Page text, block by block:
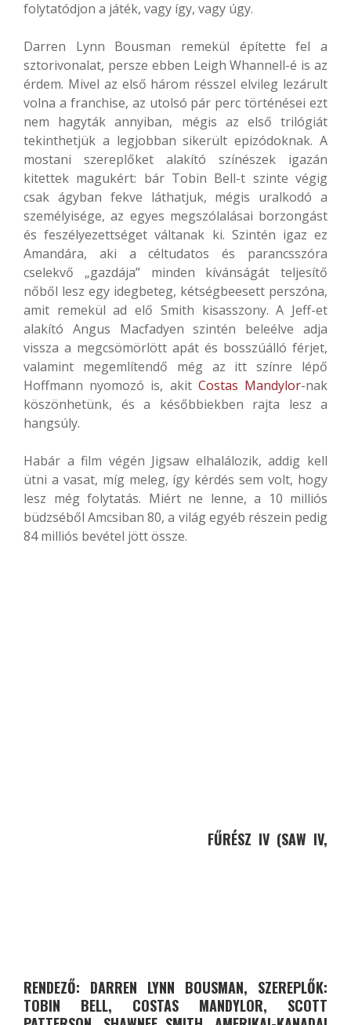
folytatódjon a játék, vagy így, vagy úgy.
Darren Lynn Bousman remekül építette fel a
sztorivonalat, persze ebben Leigh Whannell-é is az
érdem. Mivel az első három résszel elvileg lezárult
volna a franchise, az utolsó pár perc történései ezt
nem hagyták annyiban, mégis az első trilógiát
tekinthetjük a legjobban sikerült epizódoknak. A
mostani szereplőket alakító színészek igazán
kitettek magukért: bár Tobin Bell-t szinte végig
csak ágyban fekve láthatjuk, mégis uralkodó a
személyisége, az egyes megszólalásai borzongást
és feszélyezettséget váltanak ki. Szintén igaz ez
Amandára, aki a céltudatos és parancsszóra
cselekvő „gazdája” minden kívánságát teljesítő
nőből lesz egy idegbeteg, kétségbeesett perszóna,
amit remekül ad elő Smith kisasszony. A Jeff-et
alakító Angus Macfadyen szintén beleélve adja
vissza a megcsömörlött apát és bosszúálló férjet,
valamint megemlítendő még az itt színre lépő
Hoffmann nyomozó is, akit Costas Mandylor-nak
köszönhetünk, és a későbbiekben rajta lesz a
hangsúly.
Habár a film végén Jigsaw elhalálozik, addig kell
ütni a vasat, míg meleg, így kérdés sem volt, hogy
lesz még folytatás. Miért ne lenne, a 10 milliós
büdzséből Amcsiban 80, a világ egyéb részein pedig
84 milliós bevétel jött össze.
FŰRÉSZ IV (SAW IV,
RENDEZŐ: DARREN LYNN BOUSMAN, SZEREPLŐK:
TOBIN BELL, COSTAS MANDYLOR, SCOTT